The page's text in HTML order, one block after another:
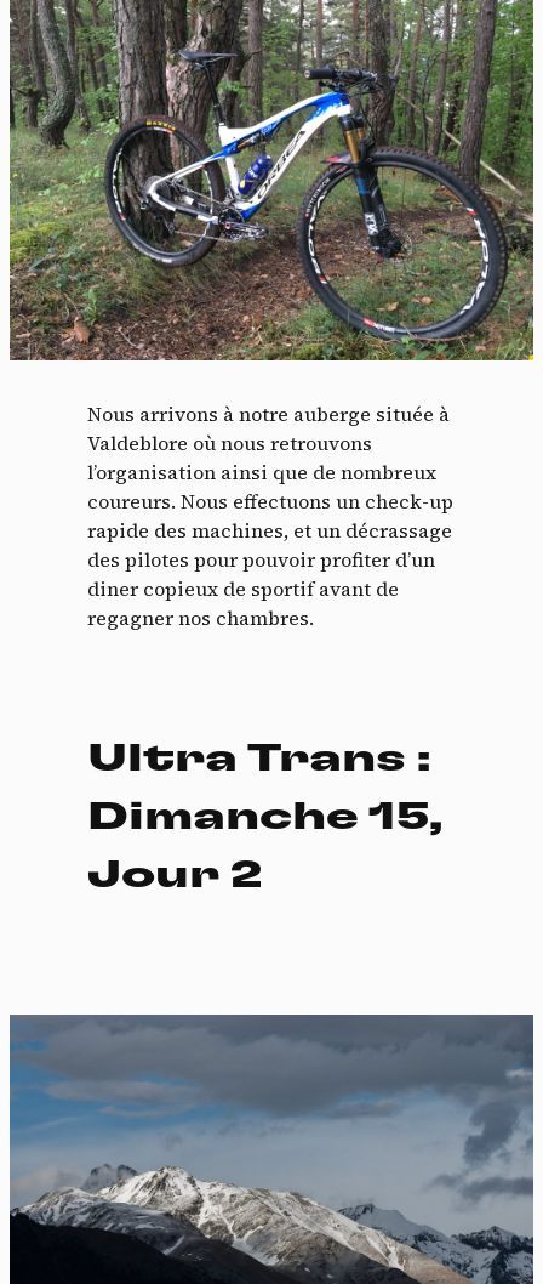
Nous arrivons à notre auberge située à
Valdeblore où nous retrouvons
l’organisation ainsi que de nombreux
coureurs. Nous effectuons un check-up
rapide des machines, et un décrassage
des pilotes pour pouvoir profiter d’un
diner copieux de sportif avant de
regagner nos chambres.
Ultra Trans :
Dimanche 15,
Jour 2